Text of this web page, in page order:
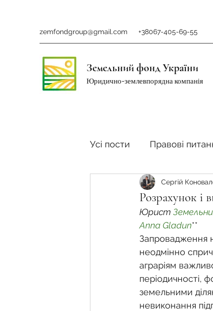
zemfondgroup@gmail.com +38067-405-69-55
Земельний фонд України
Юридично-землевпорядна компанія
Усі пости Правові
Ринок землі
Фермерське
Новини земельного
Нормативно-грошова
Розрахунок і
Сергій
Юрист
Anna Gladun**
Запровадження
неодмінно
аграріям
періодичності,
земельними
невиконання